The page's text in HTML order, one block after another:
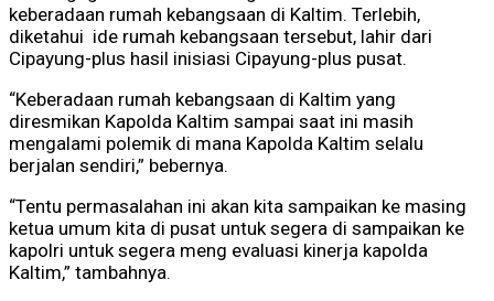
keberadaan rumah kebangsaan di Kaltim. Terlebih,
diketahui ide rumah kebangsaan tersebut, lahir dari
Cipayung-plus hasil inisiasi Cipayung-plus pusat.
“Keberadaan rumah kebangsaan di Kaltim yang
diresmikan Kapolda Kaltim sampai saat ini masih
mengalami polemik di mana Kapolda Kaltim selalu
berjalan sendiri,” bebernya.
“Tentu permasalahan ini akan kita sampaikan ke masing
ketua umum kita di pusat untuk segera di sampaikan ke
kapolri untuk segera meng evaluasi kinerja kapolda
Kaltim,” tambahnya.